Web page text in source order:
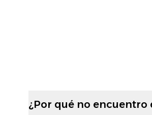
¿Por qué no